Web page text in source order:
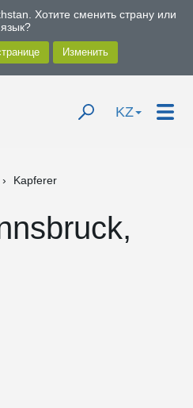
Хотите сменить страну или
язык?
KZ
Kapferer